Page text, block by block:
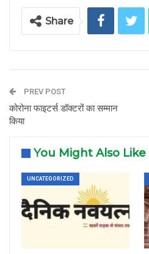
Share
PREV POST
कोरोना फाइटर्स डॉक्टरों का सम्मान
किया
You Might Also Like
UNCATEGORIZED